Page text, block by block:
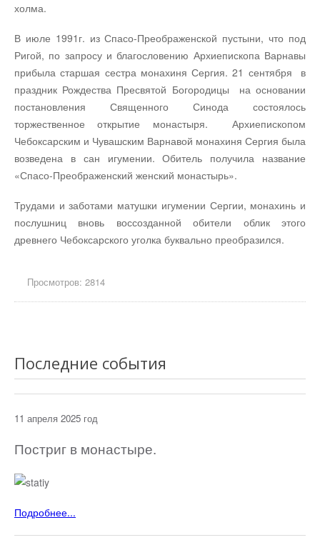
холма.
В июле 1991г. из Спасо-Преображенской пустыни, что под
Ригой, по запросу и благословению Архиепископа Варнавы
прибыла старшая сестра монахиня Сергия. 21 сентября в
праздник Рождества Пресвятой Богородицы на основании
постановления Священного Синода состоялось
торжественное открытие монастыря. Архиепископом
Чебоксарским и Чувашским Варнавой монахиня Сергия была
возведена в сан игумении. Обитель получила название
«Спасо-Преображенский женский монастырь».
Трудами и заботами матушки игумении Сергии, монахинь и
послушниц вновь воссозданной обители облик этого
древнего Чебоксарского уголка буквально преобразился.
Просмотров: 2814
Последние события
11 апреля 2025 год
Постриг в монастыре.
Подробнее...